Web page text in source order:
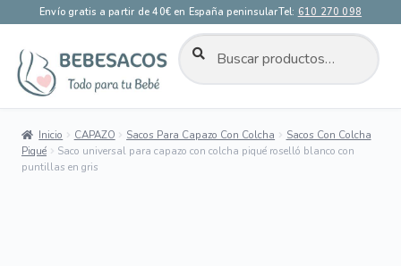
Envío gratis a partir de 40€ en España peninsularTel: 610 270 098
navegación
Buscar
por:
BUSCAR
Inicio CAPAZO Sacos Para Capazo Con Colcha
Sacos Con Colcha
Piqué
Saco universal para capazo con colcha piqué roselló blanco con
puntillas en gris